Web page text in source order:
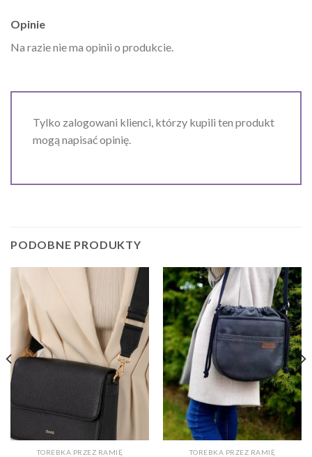
Opinie
Na razie nie ma opinii o produkcie.
Tylko zalogowani klienci, którzy kupili ten produkt
mogą napisać opinię.
PODOBNE PRODUKTY
TOREBKA PRZEZ RAMIĘ TOREBKA PRZEZ RAMIĘ